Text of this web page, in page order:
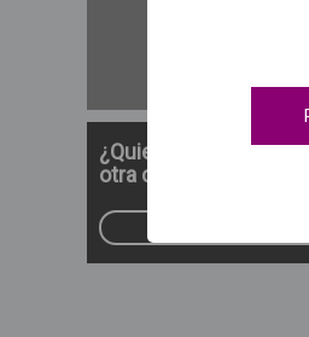
¿Quieres ver ofertas
otra ciudad?